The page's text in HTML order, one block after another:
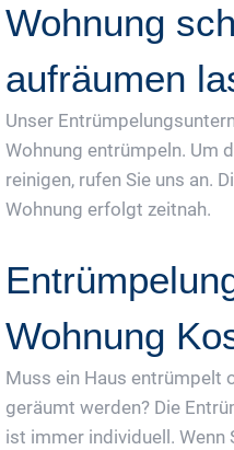
Wohnung
aufräumen
Unser
Wohnung entrümpeln. Um
reinigen, rufen Sie uns an.
Wohnung erfolgt zeitnah.
Wohnung
Muss ein Haus entrümpelt
geräumt werden? Die
ist immer individuell. Wenn